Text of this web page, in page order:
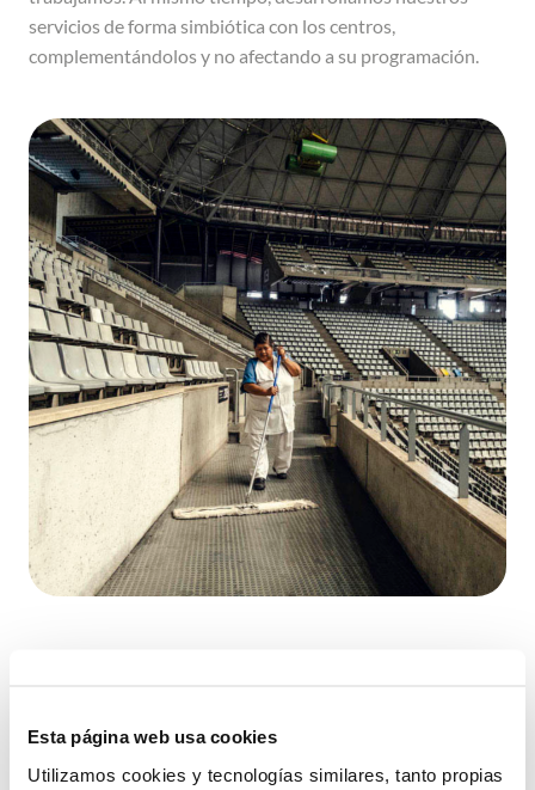
Esta página web usa cookies
Utilizamos cookies y tecnologías similares, tanto propias
servicios de forma simbiótica con los centros,
complementándolos y no afectando a su programación.